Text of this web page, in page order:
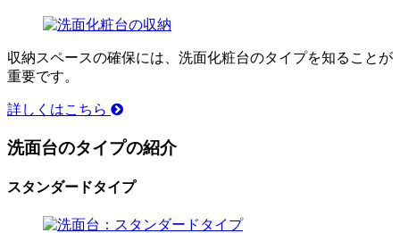
収納スペースの確保には、洗面化粧台のタイプを知ることが
重要です。
詳しくはこちら
洗面台のタイプの紹介
スタンダードタイプ